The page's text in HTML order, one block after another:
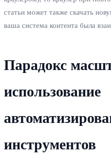
статьи может также скачать
ваша система контента была
Парадокс
использование
инструментов